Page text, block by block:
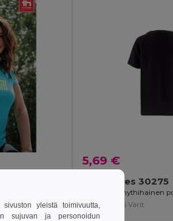
5,69 €
TH Clothes 30275
+6 Värit
yleistä toimivuutta,
sujuvan ja personoidun